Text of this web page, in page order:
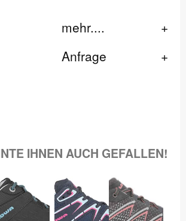
mehr....
Anfrage
IHNEN AUCH GEFALLEN!